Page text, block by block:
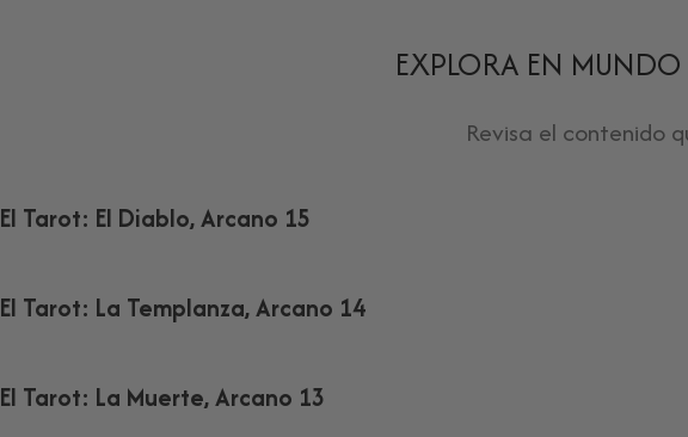
EXPLORA EN MUNDO
Revisa el contenido
El Tarot: El Diablo, Arcano 15
El Tarot: La Templanza, Arcano 14
El Tarot: La Muerte, Arcano 13